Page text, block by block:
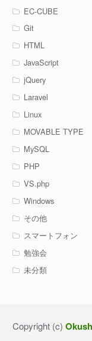
EC-CUBE
Git
HTML
JavaScript
jQuery
Laravel
Linux
MOVABLE TYPE
MySQL
PHP
VS.php
Windows
その他
スマートフォン
勉強会
未分類
Copyright (c)